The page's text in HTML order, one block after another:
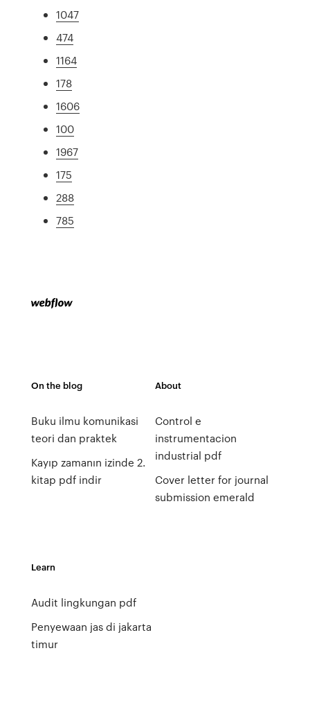
1047
474
1164
178
1606
100
1967
175
288
785
On the blog
Buku ilmu komunikasi
teori dan praktek
Kayıp zamanın izinde 2.
kitap pdf indir
About
Control e
instrumentacion
industrial pdf
Cover letter for journal
submission emerald
Learn
Audit lingkungan pdf
Penyewaan jas di jakarta
timur